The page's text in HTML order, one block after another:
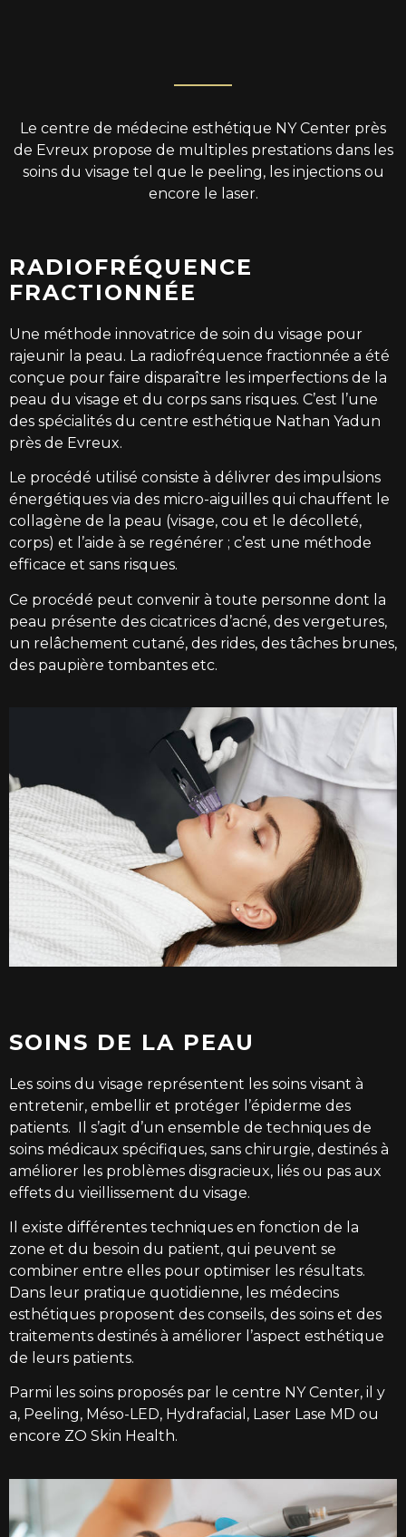
Le centre de médecine esthétique NY Center près
de Evreux propose de multiples prestations dans les
soins du visage tel que le peeling, les injections ou
encore le laser.
RADIOFRÉQUENCE
FRACTIONNÉE
Une méthode innovatrice de soin du visage pour
rajeunir la peau. La radiofréquence fractionnée a été
conçue pour faire disparaître les imperfections de la
peau du visage et du corps sans risques. C’est l’une
des spécialités du centre esthétique Nathan Yadun
près de Evreux.
Le procédé utilisé consiste à délivrer des impulsions
énergétiques via des micro-aiguilles qui chauffent le
collagène de la peau (visage, cou et le décolleté,
corps) et l’aide à se regénérer ; c’est une méthode
efficace et sans risques.
Ce procédé peut convenir à toute personne dont la
peau présente des cicatrices d’acné, des vergetures,
un relâchement cutané, des rides, des tâches brunes,
des paupière tombantes etc.
SOINS DE LA PEAU
Les soins du visage représentent les soins visant à
entretenir, embellir et protéger l’épiderme des
patients. Il s’agit d’un ensemble de techniques de
soins médicaux spécifiques, sans chirurgie, destinés à
améliorer les problèmes disgracieux, liés ou pas aux
effets du vieillissement du visage.
Il existe différentes techniques en fonction de la
zone et du besoin du patient, qui peuvent se
combiner entre elles pour optimiser les résultats.
Dans leur pratique quotidienne, les médecins
esthétiques proposent des conseils, des soins et des
traitements destinés à améliorer l’aspect esthétique
de leurs patients.
Parmi les soins proposés par le centre NY Center, il y
a, Peeling, Méso-LED, Hydrafacial, Laser Lase MD ou
encore ZO Skin Health.